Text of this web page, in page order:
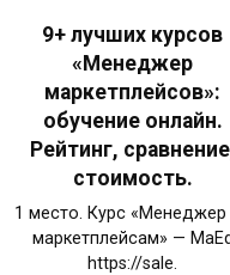
9+ лучших курсов
«Менеджер
маркетплейсов»:
обучение онлайн.
Рейтинг,
стоимость.
1 место. Курс «Менеджер
маркетплейсам» — MaEd
https://sale.